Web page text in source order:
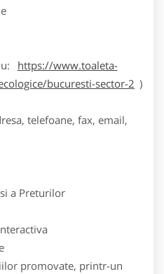
https://www.toaleta-
bucuresti-sector-2 )
telefoane, fax, email,
a Preturilor
promovate, printr-un